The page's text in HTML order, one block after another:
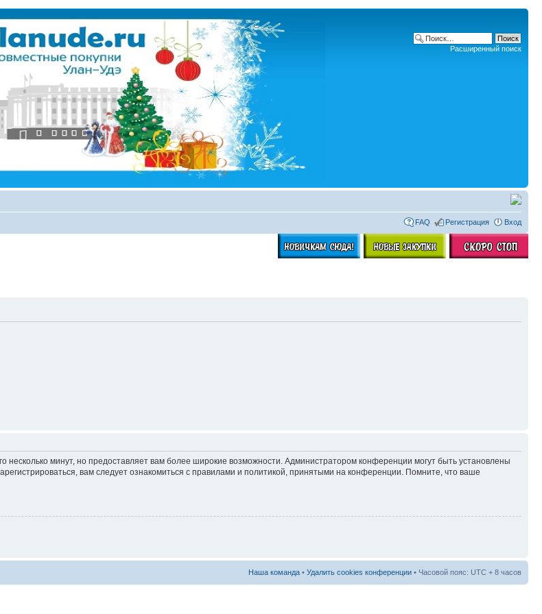
Расширенный поиск
FAQ Регистрация Вход
минут, но предоставляет вам более широкие возможности. Администратором конференции могут быть установлены
вам следует ознакомиться с правилами и политикой, принятыми на конференции. Помните, что ваше
Наша команда • Удалить cookies конференции • Часовой пояс: UTC + 8 часов